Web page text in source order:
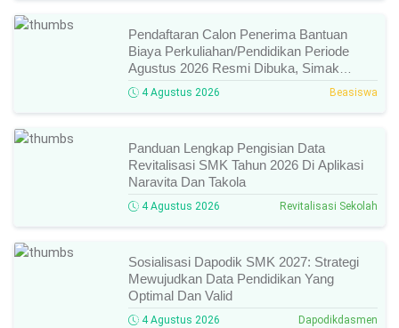
Pendaftaran Calon Penerima Bantuan
Biaya Perkuliahan/Pendidikan Periode
Agustus 2026 Resmi Dibuka, Simak
Syarat Dan Jadwal Lengkapnya
4 Agustus 2026 Beasiswa
Panduan Lengkap Pengisian Data
Revitalisasi SMK Tahun 2026 Di Aplikasi
Naravita Dan Takola
4 Agustus 2026 Revitalisasi Sekolah
Sosialisasi Dapodik SMK 2027: Strategi
Mewujudkan Data Pendidikan Yang
Optimal Dan Valid
4 Agustus 2026 Dapodikdasmen